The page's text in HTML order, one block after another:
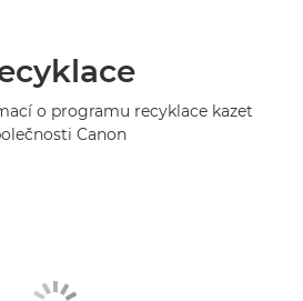
o programu recyklace kazet
Canon